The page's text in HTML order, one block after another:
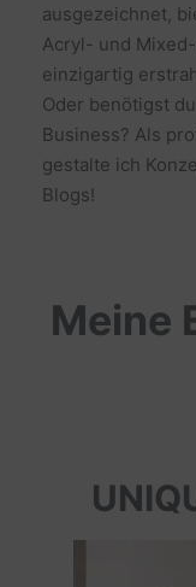
ausgezeichnet,
Acryl- und
einzigartig
Oder benötigst
Business? Als
gestalte ich
Blogs!
Meine